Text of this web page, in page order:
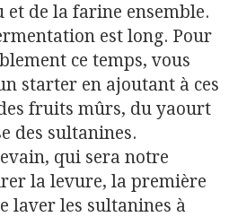
et de la farine ensemble.
est long. Pour
ce temps, vous
starter en ajoutant à ces
fruits mûrs, du yaourt
des sultanines.
qui sera notre
la levure, la première
laver les sultanines à